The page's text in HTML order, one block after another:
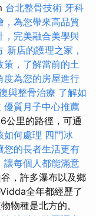
台北整骨技術 牙科
，為您帶來高品質
，完美融合美學與
新店的護理之家，
策，了解當前的土
度為您的房屋進行
與整骨治療 了解如
優質月子中心推薦
公里的路徑，可通
如何處理 四門冰
您的長者生活更有
讓每個人都能滿意
，許多瀑布以及鄉
全年都經歷了
物種是北方的。